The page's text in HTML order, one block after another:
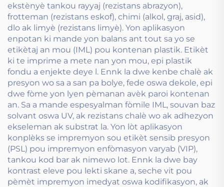
ekstènyè tankou rayyaj (rezistans abrazyon),
frotteman (rezistans eskof), chimi (alkol, graj, asid),
dlo ak limyè (rezistans limyè). Yon aplikasyon
enpotan ki mande yon balans ant tout sa yo se
etikètaj an mou (IML) pou kontenan plastik. Etikèt
ki te imprime a mete nan yon mou, epi plastik
fondu a enjekte deye l. Ennk la dwe kenbe chalè ak
presyon wo sa a san pa bolye, fede oswa dekole, epi
dwe fòme yon lyen pèmanan avèk paroi kontenan
an. Sa a mande espesyalman fòmile IML, souvan baz
solvant oswa UV, ak rezistans chalè wo ak adhezyon
ekseleman ak substrat la. Yon lòt aplikasyon
konplèks se impremyon sou etikèt sensib presyon
(PSL) pou impremyon enfòmasyon varyab (VIP),
tankou kod bar ak nimewo lot. Ennk la dwe bay
kontrast eleve pou lekti skane a, seche vit pou
pèmèt impremyon imedyat oswa kodifikasyon, ak